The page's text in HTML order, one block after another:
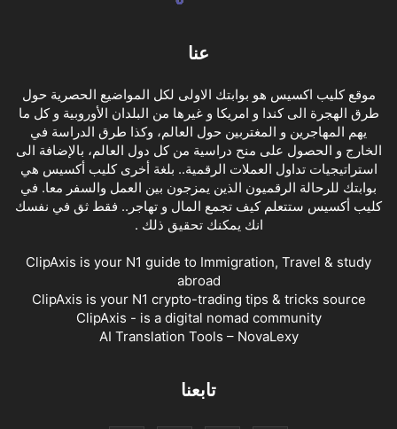
عنا
موقع كليب اكسيس هو بوابتك الاولى لكل المواضيع الحصرية حول
طرق الهجرة الى كندا و امريكا و غيرها من البلدان الأوروبية و كل ما
يهم المهاجرين و المغتربين حول العالم، وكذا طرق الدراسة في
الخارج و الحصول على منح دراسية من كل دول العالم، بالإضافة الى
استراتيجيات تداول العملات الرقمية.. بلغة أخرى كليب أكسيس هي
بوابتك للرحالة الرقميون الذين يمزجون بين العمل والسفر معا. في
كليب أكسيس ستتعلم كيف تجمع المال و تهاجر.. فقط ثق في نفسك
انك يمكنك تحقيق ذلك .
ClipAxis is your N1 guide to Immigration, Travel & study
abroad
ClipAxis is your N1 crypto-trading tips & tricks source
ClipAxis - is a digital nomad community
AI Translation Tools – NovaLexy
تابعنا